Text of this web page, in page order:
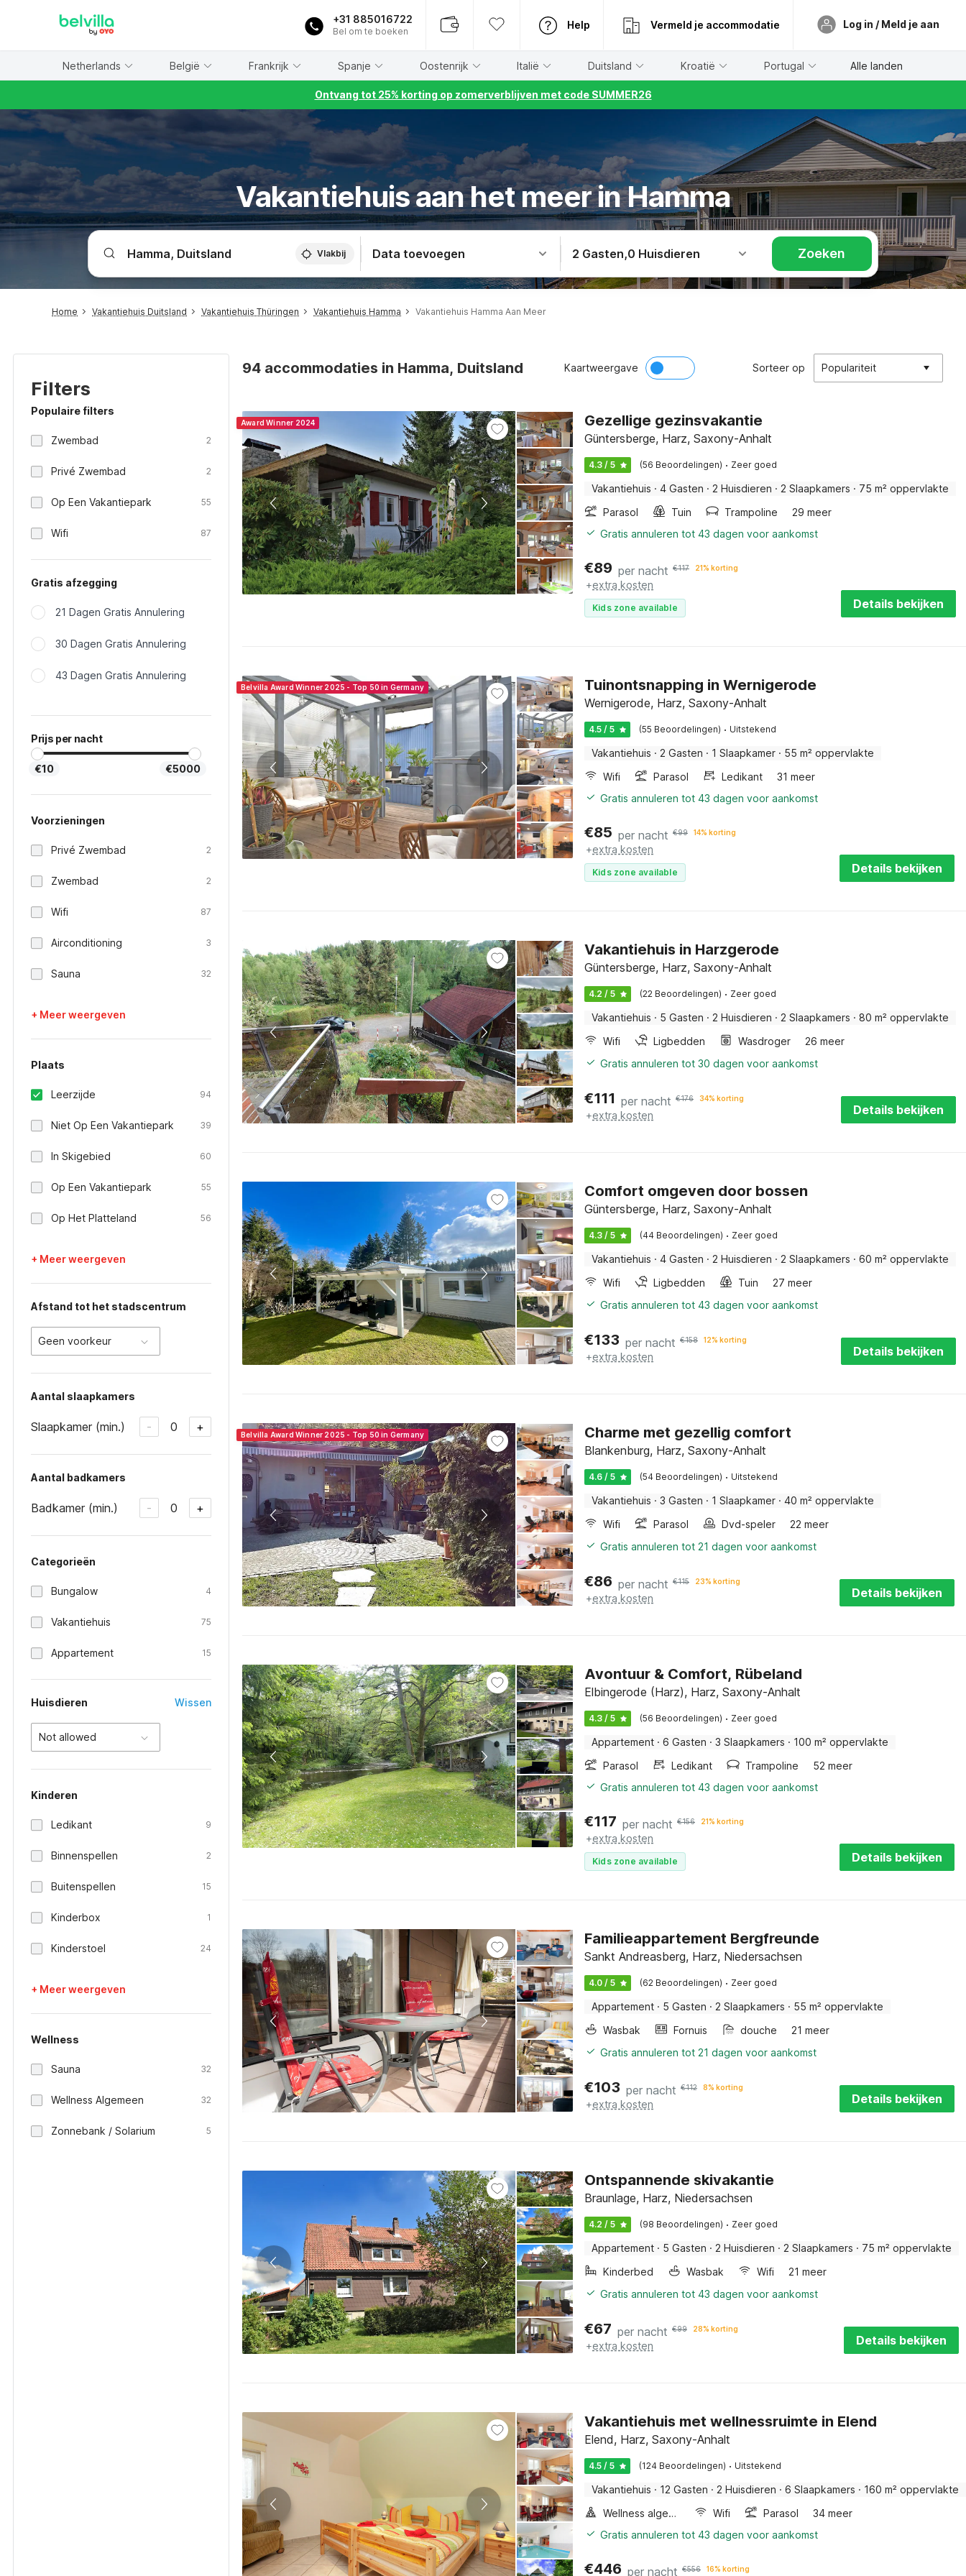
+31 885016722
Bel om te boeken
Help Vermeld je accommodatie Log in / Meld je aan
Netherlands België Frankrijk Spanje Oostenrijk Italië Duitsland Kroatië Portugal Alle landen
Ontvang tot 25% korting op zomerverblijven met code SUMMER26
Vakantiehuis aan het meer in Hamma
Vlakbij Data toevoegen 2 Gasten,0 Huisdieren Zoeken
Home Vakantiehuis Duitsland Vakantiehuis Thüringen Vakantiehuis Hamma Vakantiehuis Hamma Aan Meer
Filters
Populaire filters
Zwembad 2
Privé Zwembad 2
Op Een Vakantiepark 55
Wifi 87
Gratis afzegging
21 Dagen Gratis Annulering
30 Dagen Gratis Annulering
43 Dagen Gratis Annulering
Prijs per nacht
€10 €5000
Voorzieningen
Privé Zwembad 2
Zwembad 2
Wifi 87
Airconditioning 3
Sauna 32
+ Meer weergeven
Plaats
Leerzijde 94
Niet Op Een Vakantiepark 39
In Skigebied 60
Op Een Vakantiepark 55
Op Het Platteland 56
+ Meer weergeven
Afstand tot het stadscentrum
Geen voorkeur
Aantal slaapkamers
Slaapkamer (min.) - 0 +
Aantal badkamers
Badkamer (min.) - 0 +
Categorieën
Bungalow 4
Vakantiehuis 75
Appartement 15
Huisdieren Wissen
Not allowed
Kinderen
Ledikant 9
Binnenspellen 2
Buitenspellen 15
Kinderbox 1
Kinderstoel 24
+ Meer weergeven
Wellness
Sauna 32
Wellness Algemeen 32
Zonnebank / Solarium 5
94 accommodaties in Hamma, Duitsland Kaartweergave Sorteer op Populariteit
Award Winner 2024 Gezellige gezinsvakantie
Güntersberge, Harz, Saxony-Anhalt
4.3 / 5 (56 Beoordelingen) · Zeer goed
Vakantiehuis · 4 Gasten · 2 Huisdieren · 2 Slaapkamers · 75 m² oppervlakte
Parasol
Tuin Trampoline
29 meer
Gratis annuleren tot 43 dagen voor aankomst
€89 per nacht €117 21% korting
+extra kosten
Kids zone available Details bekijken
Belvilla Award Winner 2025 - Top 50 in Germany Tuinontsnapping in Wernigerode
Wernigerode, Harz, Saxony-Anhalt
4.5 / 5 (55 Beoordelingen) · Uitstekend
Vakantiehuis · 2 Gasten · 1 Slaapkamer · 55 m² oppervlakte
Wifi
Parasol Ledikant
31 meer
Gratis annuleren tot 43 dagen voor aankomst
€85 per nacht €99 14% korting
+extra kosten
Kids zone available Details bekijken
Vakantiehuis in Harzgerode
Güntersberge, Harz, Saxony-Anhalt
4.2 / 5 (22 Beoordelingen) · Zeer goed
Vakantiehuis · 5 Gasten · 2 Huisdieren · 2 Slaapkamers · 80 m² oppervlakte
Wifi
Ligbedden Wasdroger
26 meer
Gratis annuleren tot 30 dagen voor aankomst
€111 per nacht €176 34% korting
+extra kosten Details bekijken
Comfort omgeven door bossen
Güntersberge, Harz, Saxony-Anhalt
4.3 / 5 (44 Beoordelingen) · Zeer goed
Vakantiehuis · 4 Gasten · 2 Huisdieren · 2 Slaapkamers · 60 m² oppervlakte
Wifi
Ligbedden Tuin
27 meer
Gratis annuleren tot 43 dagen voor aankomst
€133 per nacht €158 12% korting
+extra kosten Details bekijken
Belvilla Award Winner 2025 - Top 50 in Germany Charme met gezellig comfort
Blankenburg, Harz, Saxony-Anhalt
4.6 / 5 (54 Beoordelingen) · Uitstekend
Vakantiehuis · 3 Gasten · 1 Slaapkamer · 40 m² oppervlakte
Wifi
Parasol Dvd-speler
22 meer
Gratis annuleren tot 21 dagen voor aankomst
€86 per nacht €115 23% korting
+extra kosten Details bekijken
Avontuur & Comfort, Rübeland
Elbingerode (Harz), Harz, Saxony-Anhalt
4.3 / 5 (56 Beoordelingen) · Zeer goed
Appartement · 6 Gasten · 3 Slaapkamers · 100 m² oppervlakte
Parasol
Ledikant Trampoline
52 meer
Gratis annuleren tot 43 dagen voor aankomst
€117 per nacht €156 21% korting
+extra kosten
Kids zone available Details bekijken
Familieappartement Bergfreunde
Sankt Andreasberg, Harz, Niedersachsen
4.0 / 5 (62 Beoordelingen) · Zeer goed
Appartement · 5 Gasten · 2 Slaapkamers · 55 m² oppervlakte
Wasbak
Fornuis douche
21 meer
Gratis annuleren tot 21 dagen voor aankomst
€103 per nacht €112 8% korting
+extra kosten Details bekijken
Ontspannende skivakantie
Braunlage, Harz, Niedersachsen
4.2 / 5 (98 Beoordelingen) · Zeer goed
Appartement · 5 Gasten · 2 Huisdieren · 2 Slaapkamers · 75 m² oppervlakte
Kinderbed
Wasbak Wifi
21 meer
Gratis annuleren tot 43 dagen voor aankomst
€67 per nacht €99 28% korting
+extra kosten Details bekijken
Vakantiehuis met wellnessruimte in Elend
Elend, Harz, Saxony-Anhalt
4.5 / 5 (124 Beoordelingen) · Uitstekend
Vakantiehuis · 12 Gasten · 2 Huisdieren · 6 Slaapkamers · 160 m² oppervlakte
Wellness algemeen
Wifi Parasol
34 meer
Gratis annuleren tot 43 dagen voor aankomst
€446 per nacht €556 16% korting